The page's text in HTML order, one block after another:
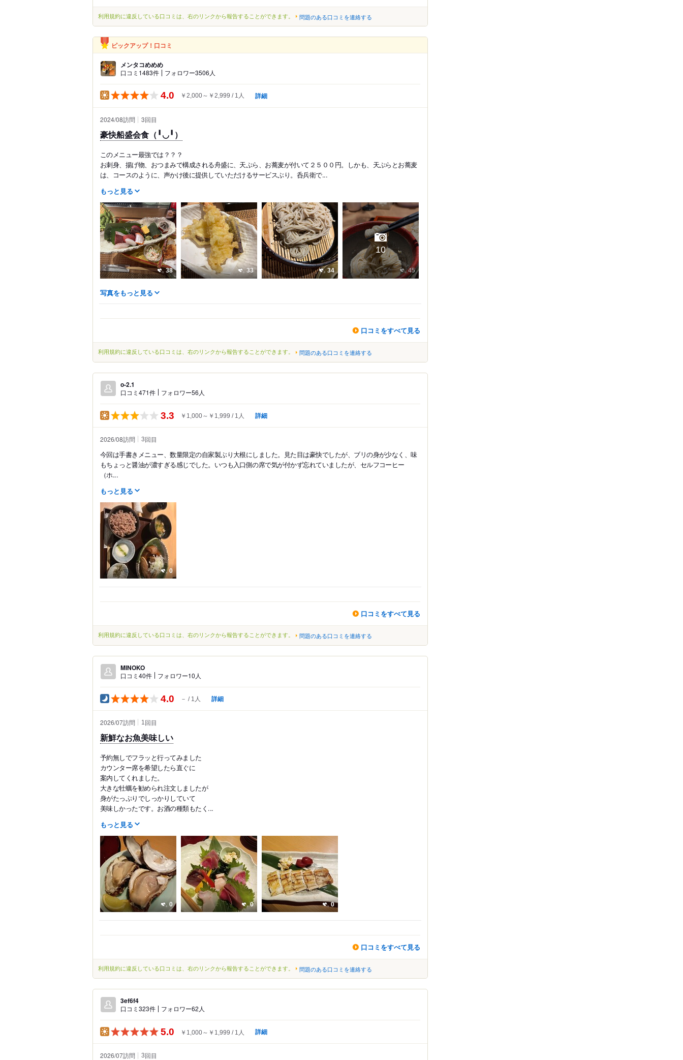
利用規約に違反している口コミは、右のリンクから報告することができます。 問題のある口コミを連絡する
ピックアップ！口コミ
メンタコめめめ
口コミ1483件 フォロワー3506人
4.0 ￥2,000～￥2,999 1人 詳細
2024/08訪問 3回目
豪快船盛会食（╹◡╹）
このメニュー最強では？？？
お刺身、揚げ物、おつまみで構成される舟盛に、天ぷら、お蕎麦が付いて２５００円。しかも、天ぷらとお蕎麦
は、コースのように、声かけ後に提供していただけるサービスぶり。呑兵衛で...
もっと見る
38 33 34 45
10
写真をもっと見る
口コミをすべて見る
利用規約に違反している口コミは、右のリンクから報告することができます。 問題のある口コミを連絡する
o-2.1
口コミ471件 フォロワー56人
3.3 ￥1,000～￥1,999 1人 詳細
2026/08訪問 3回目
今回は手書きメニュー、数量限定の自家製ぶり大根にしました。見た目は豪快でしたが、ブリの身が少なく、味
もちょっと醤油が濃すぎる感じでした。いつも入口側の席で気が付かず忘れていましたが、セルフコーヒー
（ホ...
もっと見る
0
口コミをすべて見る
利用規約に違反している口コミは、右のリンクから報告することができます。 問題のある口コミを連絡する
MINOKO
口コミ40件 フォロワー10人
4.0 － 1人 詳細
2026/07訪問 1 回目
新鮮なお魚美味しい
予約無しでフラッと行ってみました
カウンター席を希望したら直ぐに
案内してくれました。
大きな牡蠣を勧められ注文しましたが
身がたっぷりでしっかりしていて
美味しかったです。お酒の種類もたく...
もっと見る
0 0 0
口コミをすべて見る
利用規約に違反している口コミは、右のリンクから報告することができます。 問題のある口コミを連絡する
3ef6f4
口コミ323件 フォロワー62人
5.0 ￥1,000～￥1,999 1人 詳細
2026/07訪問 3回目